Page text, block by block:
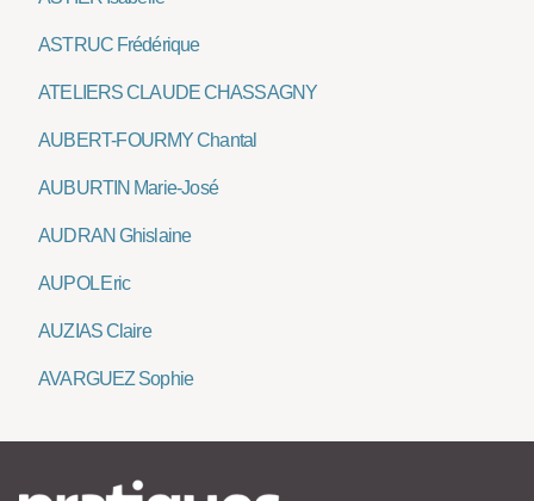
ASTRUC Frédérique
ATELIERS CLAUDE CHASSAGNY
AUBERT-FOURMY Chantal
AUBURTIN Marie-José
AUDRAN Ghislaine
AUPOL Eric
AUZIAS Claire
AVARGUEZ Sophie